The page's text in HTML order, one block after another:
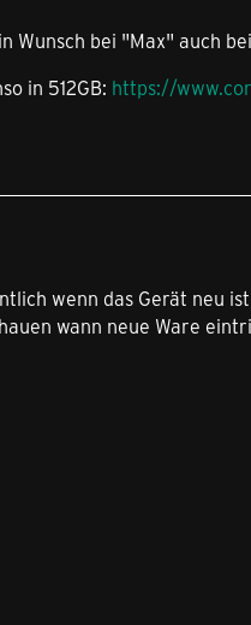
Wunsch bei "Max" auch
in 512GB: https://
wenn das Gerät neu
wann neue Ware